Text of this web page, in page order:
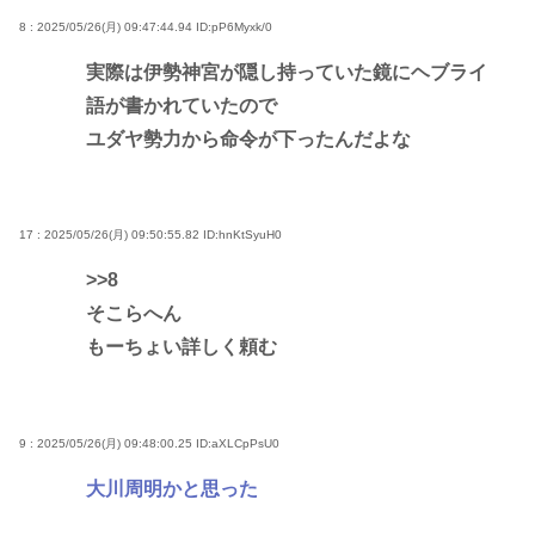
8 : 2025/05/26(月) 09:47:44.94 ID:pP6Myxk/0
実際は伊勢神宮が隠し持っていた鏡にヘブライ
語が書かれていたので
ユダヤ勢力から命令が下ったんだよな
17 : 2025/05/26(月) 09:50:55.82 ID:hnKtSyuH0
>>8
そこらへん
もーちょい詳しく頼む
9 : 2025/05/26(月) 09:48:00.25 ID:aXLCpPsU0
大川周明かと思った